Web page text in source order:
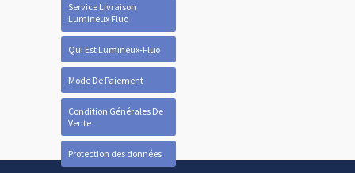
Service Livraison
Lumineux Fluo
Qui Est Lumineux-Fluo
Mode De Paiement
Condition Générales De
Vente
Protection des données